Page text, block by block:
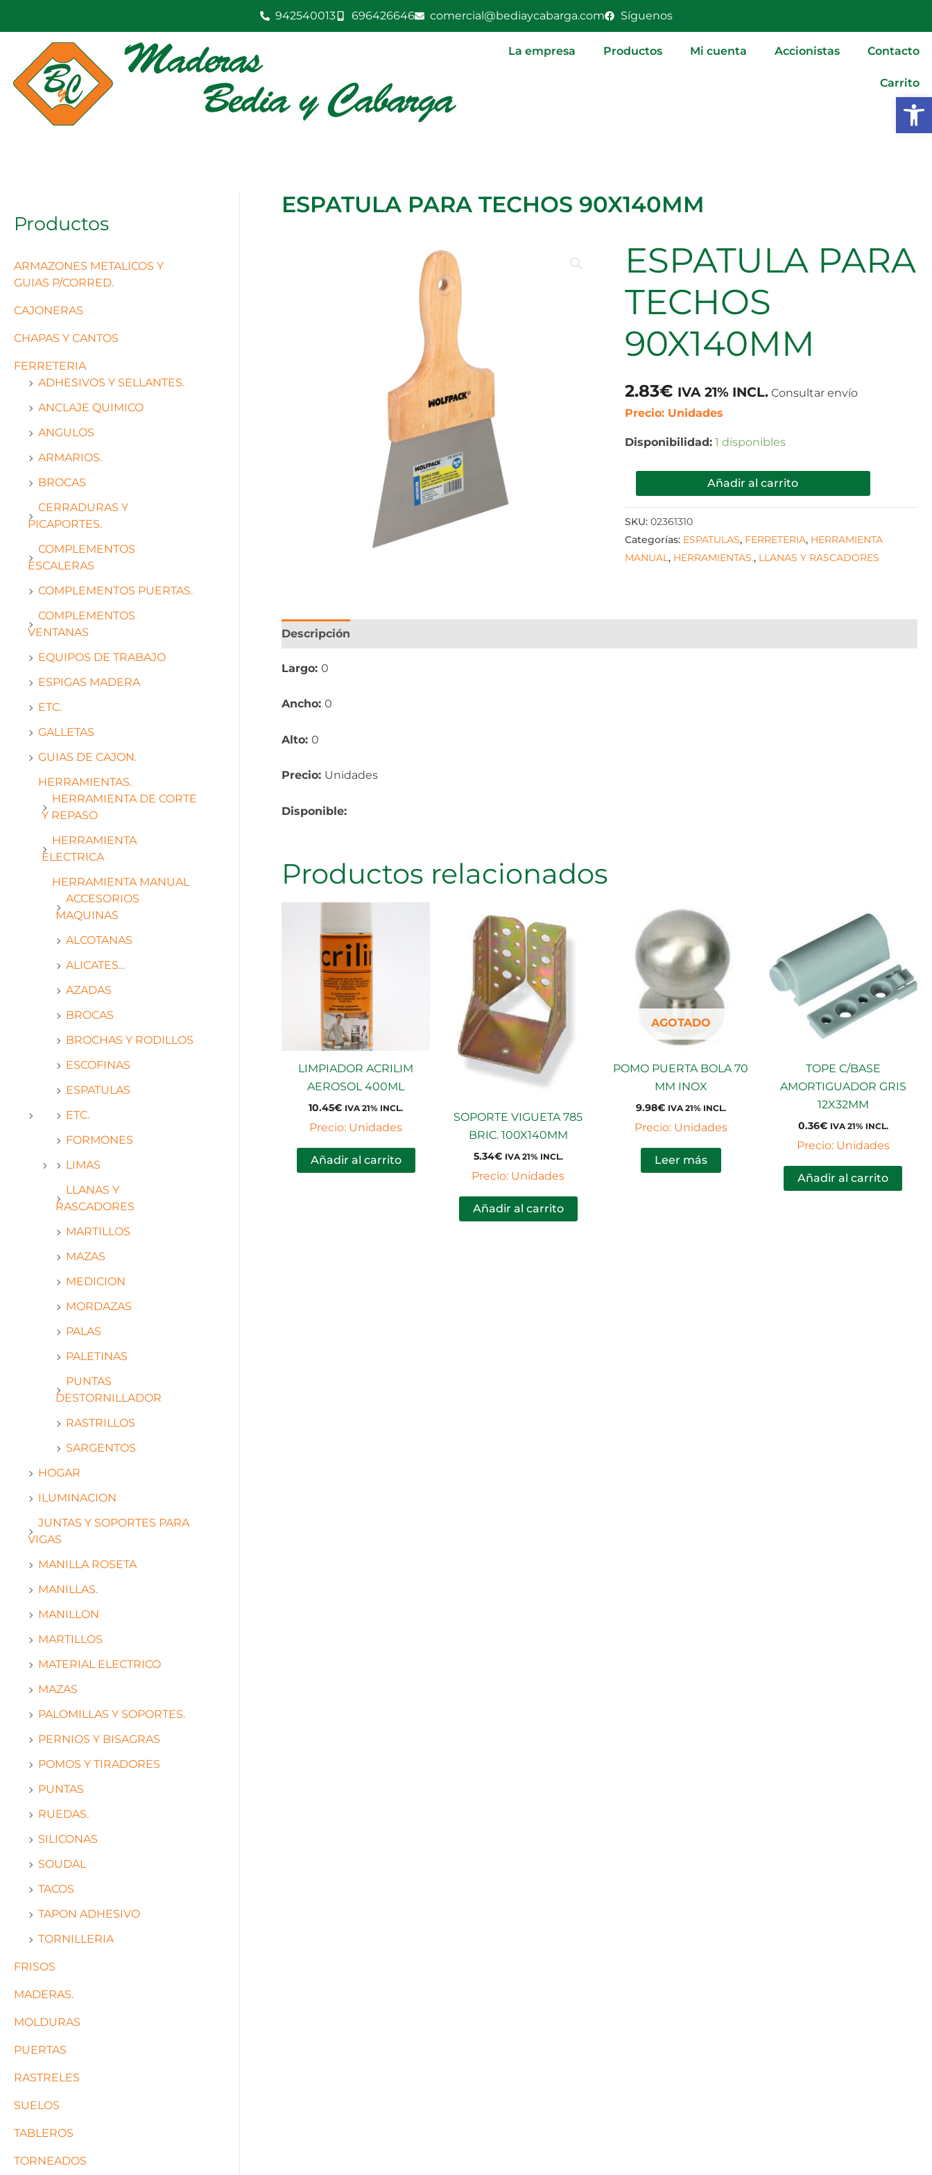
contenido
942540013 696426646 comercial@bediaycabarga.com Síguenos
La empresa Productos Mi cuenta Accionistas Contacto
Carrito
Productos
ARMAZONES METALICOS Y
GUIAS P/CORRED.
CAJONERAS
CHAPAS Y CANTOS
FERRETERIA
ADHESIVOS Y SELLANTES.
ANCLAJE QUIMICO
ANGULOS
ARMARIOS.
BROCAS
CERRADURAS Y
PICAPORTES.
COMPLEMENTOS
ESCALERAS
COMPLEMENTOS PUERTAS.
COMPLEMENTOS
VENTANAS
EQUIPOS DE TRABAJO
ESPIGAS MADERA
ETC.
GALLETAS
GUIAS DE CAJON.
HERRAMIENTAS.
HERRAMIENTA DE CORTE
Y REPASO
HERRAMIENTA
ELECTRICA
HERRAMIENTA MANUAL
ACCESORIOS
MAQUINAS
ALCOTANAS
ALICATES...
AZADAS
BROCAS
BROCHAS Y RODILLOS
ESCOFINAS
ESPATULAS
ETC.
FORMONES
LIMAS
LLANAS Y
RASCADORES
MARTILLOS
MAZAS
MEDICION
MORDAZAS
PALAS
PALETINAS
PUNTAS
DESTORNILLADOR
RASTRILLOS
SARGENTOS
HOGAR
ILUMINACION
JUNTAS Y SOPORTES PARA
VIGAS
MANILLA ROSETA
MANILLAS.
MANILLON
MARTILLOS
MATERIAL ELECTRICO
MAZAS
PALOMILLAS Y SOPORTES.
PERNIOS Y BISAGRAS
POMOS Y TIRADORES
PUNTAS
RUEDAS.
SILICONAS
SOUDAL
TACOS
TAPON ADHESIVO
TORNILLERIA
FRISOS
MADERAS.
MOLDURAS
PUERTAS
RASTRELES
SUELOS
TABLEROS
TORNEADOS
ESPATULA PARA TECHOS 90X140MM
ESPATULA PARA
TECHOS
90X140MM
2.83€ IVA 21% INCL. Consultar envío
Precio: Unidades
Disponibilidad: 1 disponibles
ESPATULA
PARA
90X140MM
Añadir al carrito
SKU:02361310
Categorías: ESPATULAS, FERRETERIA, HERRAMIENTA
MANUAL, HERRAMIENTAS., LLANAS Y RASCADORES
Descripción
Largo: 0
Ancho: 0
Alto: 0
Precio: Unidades
Disponible:
Productos relacionados
LIMPIADOR ACRILIM
AEROSOL 400ML
10.45€ IVA 21% INCL.
Precio: Unidades
Añadir al carrito
SOPORTE VIGUETA 785
BRIC. 100X140MM
5.34€ IVA 21% INCL.
Precio: Unidades
Añadir al carrito
AGOTADO
POMO PUERTA BOLA 70
MM INOX
9.98€ IVA 21% INCL.
Precio: Unidades
Leer más
TOPE C/BASE
AMORTIGUADOR GRIS
12X32MM
0.36€ IVA 21% INCL.
Precio: Unidades
Añadir al carrito
cantidad